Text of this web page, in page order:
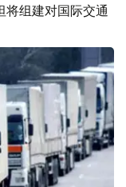
组建对国际交通